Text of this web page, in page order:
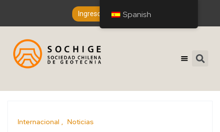
Ingreso de Socios
Internacional Noticias
Spanish